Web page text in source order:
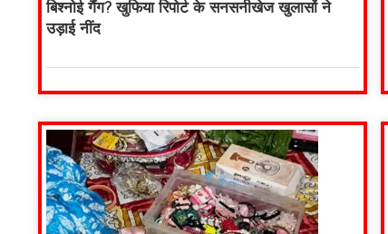
बिश्नोई गैंग? खुफिया रिपोर्ट के सनसनीखेज खुलासों ने
उड़ाई नींद